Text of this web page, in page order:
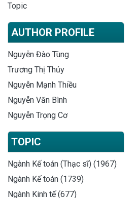
Topic
AUTHOR PROFILE
Nguyễn Đào Tùng
Trương Thị Thủy
Nguyễn Mạnh Thiều
Nguyễn Văn Bình
Nguyễn Trọng Cơ
TOPIC
Ngành Kế toán (Thạc sĩ) (1967)
Ngành Kế toán (1739)
Ngành Kinh tế (677)